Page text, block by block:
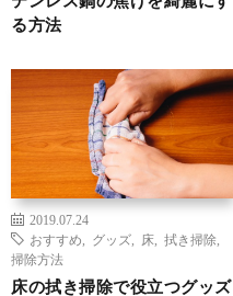
る方法
2019.07.24
おすすめ
グッズ 床 拭き掃除
掃除方法
床の拭き掃除で役立つグッズ